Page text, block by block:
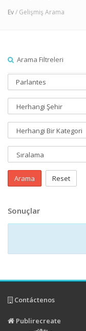
Ev/ Gelişmiş Arama
Arama Filtreleri
Arama Reset
Sonuçlar
Contáctenos
Publirecreate